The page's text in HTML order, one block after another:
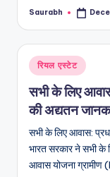
Posted
Saurabh
Posted
in
रियल एस्टेट
सभी के लिए
की अद्यतन
सभी के लिए आवास:
भारत सरकार ने सभी के
आवास योजना